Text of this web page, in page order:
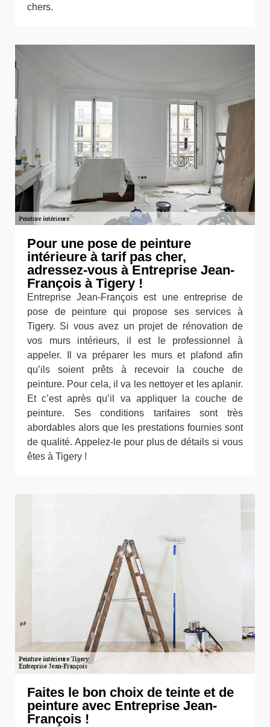
chers.
Pour une pose de peinture
intérieure à tarif pas cher,
adressez-vous à Entreprise Jean-
François à Tigery !
Entreprise Jean-François est une entreprise de
pose de peinture qui propose ses services à
Tigery. Si vous avez un projet de rénovation de
vos murs intérieurs, il est le professionnel à
appeler. Il va préparer les murs et plafond afin
qu’ils soient prêts à recevoir la couche de
peinture. Pour cela, il va les nettoyer et les aplanir.
Et c’est après qu’il va appliquer la couche de
peinture. Ses conditions tarifaires sont très
abordables alors que les prestations fournies sont
de qualité. Appelez-le pour plus de détails si vous
êtes à Tigery !
Faites le bon choix de teinte et de
peinture avec Entreprise Jean-
François !